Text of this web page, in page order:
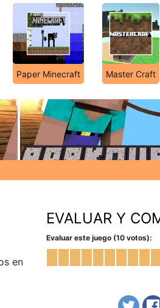
Paper Minecraft Master Craft
en
EVALUAR Y
Evaluar este juego (10 votos):